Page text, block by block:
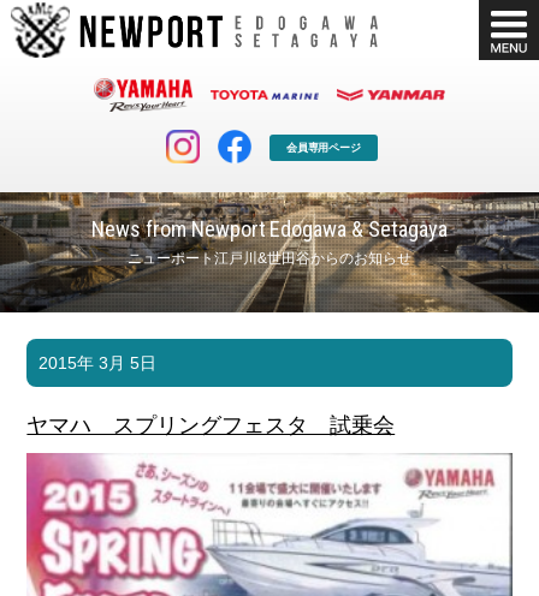
会員専用ページ
News from Newport Edogawa & Setagaya
ニューポート江戸川&世田谷からのお知らせ
マリンクラブ
マリンライフを堪能したい！
ボート販売
ボート免許
長年の実績と信頼！
シースタイル
Sea-Style
店舗情報
Shop Info.
公式ブログ
Blog
お問い合わせ
Contact us
会社概要
Company
2015年 3月 5日
ヤマハ スプリングフェスタ 試乗会